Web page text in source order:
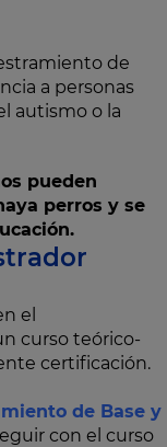
de
a personas
autismo o la
pueden
perros y se
el
curso teórico-
certificación.
de Base y
con el curso